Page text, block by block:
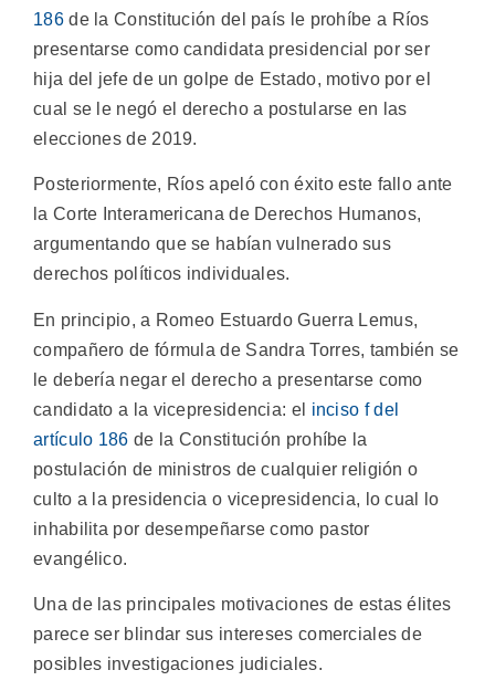
186de la Constitución del país le prohíbe a Ríos
presentarse como candidata presidencial por ser
hija del jefe de un golpe de Estado, motivo por el
cual se le negó el derecho a postularse en las
elecciones de 2019.
Posteriormente, Ríos apeló con éxito este fallo ante
la Corte Interamericana de Derechos Humanos,
argumentando que se habían vulnerado sus
derechos políticos individuales.
En principio, a Romeo Estuardo Guerra Lemus,
compañero de fórmula de Sandra Torres, también se
le debería negar el derecho a presentarse como
candidato a la vicepresidencia: el inciso f del
artículo 186 de la Constitución prohíbe la
postulación de ministros de cualquier religión o
culto a la presidencia o vicepresidencia, lo cual lo
inhabilita por desempeñarse como pastor
evangélico.
Una de las principales motivaciones de estas élites
parece ser blindar sus intereses comerciales de
posibles investigaciones judiciales.